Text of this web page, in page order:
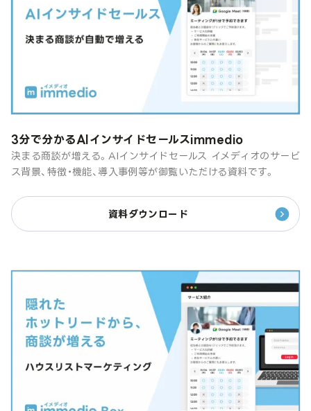
3分で分かるAIインサイドセールスimmedio
決まる商談が増える。AIインサイドセールス イメディオのサービ
ス背景、特徴・機能、導入事例等が御覧いただける資料です。
資料ダウンロード